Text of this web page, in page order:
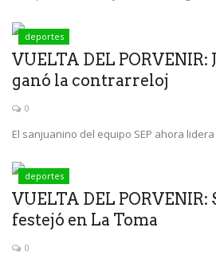
deportes
VUELTA DEL PORVENIR:
ganó la contrarreloj
0
El sanjuanino del equipo SEP ahora
deportes
VUELTA DEL PORVENIR:
festejó en La Toma
0